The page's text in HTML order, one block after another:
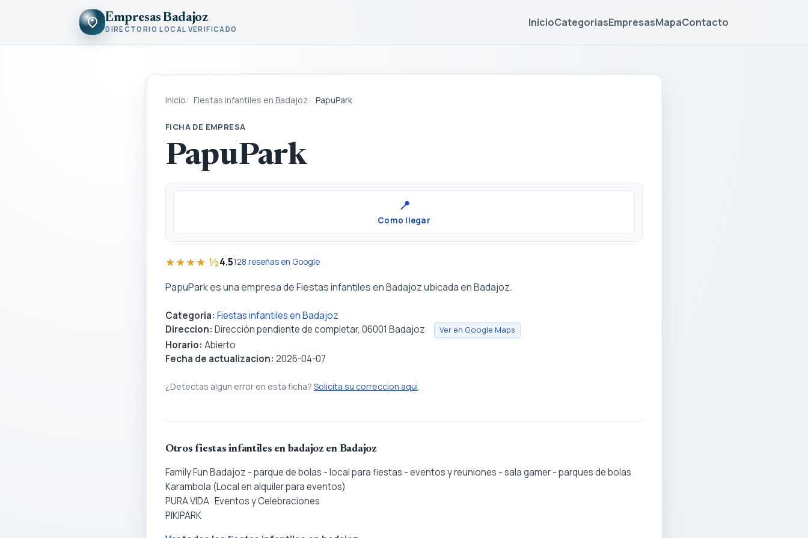
Empresas Badajoz
DIRECTORIO LOCAL VERIFICADO
InicioCategoriasEmpresasMapaContacto
Inicio Fiestas infantiles en Badajoz PapuPark
FICHA DE EMPRESA
PapuPark
📍
Como llegar
★★★★ ½4.5128 reseñas en Google
PapuPark es una empresa de Fiestas infantiles en Badajoz ubicada en Badajoz.
Categoria: Fiestas infantiles en Badajoz
Direccion: Dirección pendiente de completar, 06001 Badajoz Ver en Google Maps
Horario: Abierto
Fecha de actualizacion: 2026-04-07
¿Detectas algun error en esta ficha? Solicita su correccion aqui
Otros fiestas infantiles en badajoz en Badajoz
Family Fun Badajoz - parque de bolas - local para fiestas - eventos y reuniones - sala gamer - parques de bolas
Karambola (Local en alquiler para eventos)
PURA VIDA · Eventos y Celebraciones
PIKIPARK